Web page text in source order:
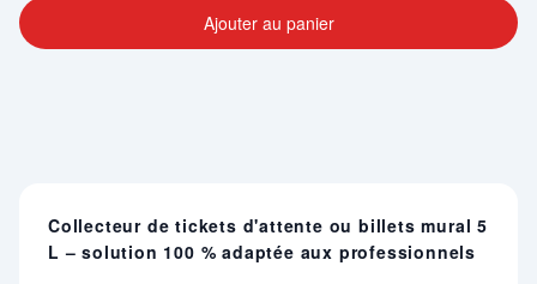
Ajouter au panier
Collecteur de tickets d'attente ou billets mural 5
L – solution 100 % adaptée aux professionnels